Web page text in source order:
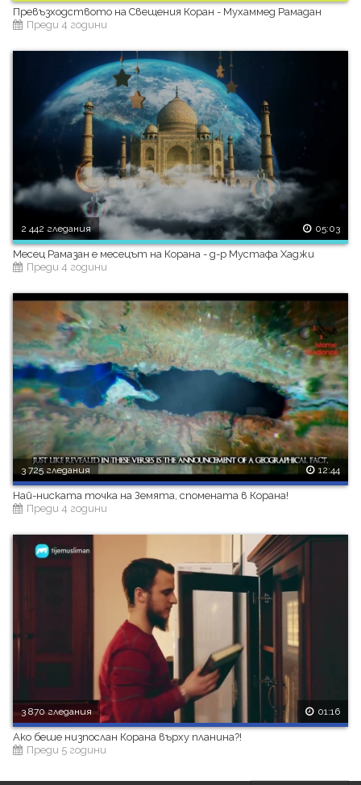
Превъзходството на Свещения Коран - Мухаммед Рамадан
Преди 4 години
2 442 гледания 05:03
Месец Рамазан е месецът на Корана - д-р Мустафа Хаджи
Преди 4 години
3 725 гледания 12:44
Най-ниската точка на Земята, спомената в Корана!
Преди 4 години
3 870 гледания 01:16
Ако беше низпослан Корана върху планина?!
Преди 5 години